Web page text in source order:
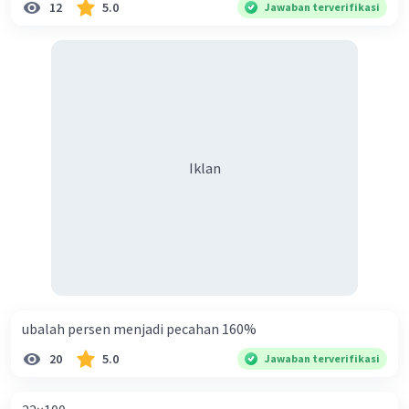
r ≈ 94,2 cm / (2 × 3,14159)
12 5.0 Jawaban terverifikasi
Iklan
ubalah persen menjadi pecahan 160%
20 5.0 Jawaban terverifikasi